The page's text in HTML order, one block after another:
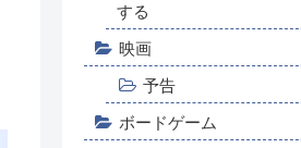
する
映画
予告
ボードゲーム